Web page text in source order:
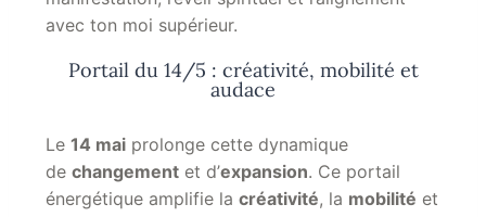
avec ton moi supérieur.
Portail du 14/5 : créativité, mobilité et
audace
Le 14 mai prolonge cette dynamique
de changement et d’expansion. Ce portail
énergétique amplifie la créativité, la mobilité et